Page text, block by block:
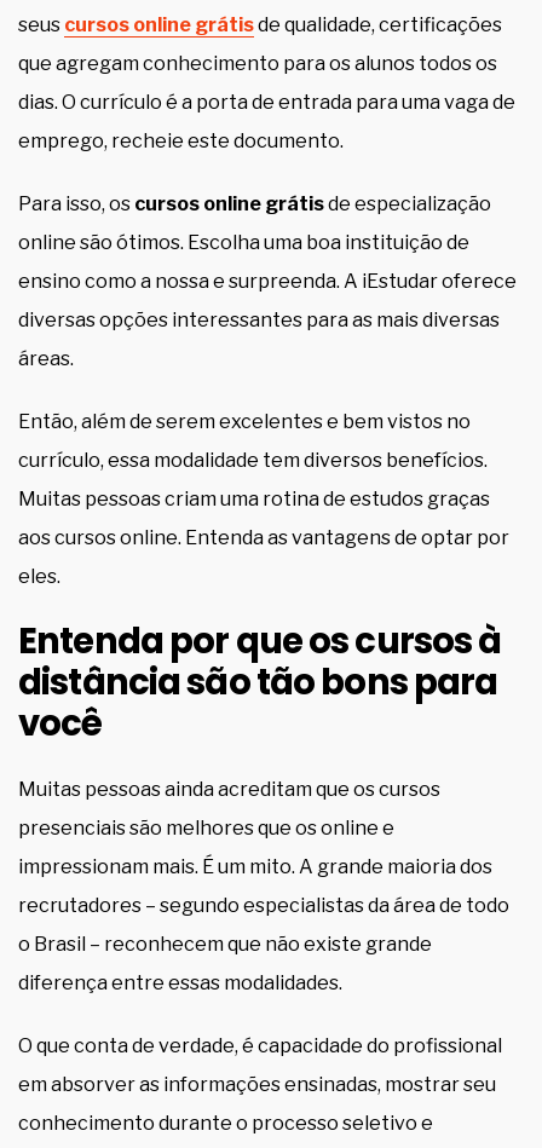
seus cursos online grátisde qualidade, certificações
que agregam conhecimento para os alunos todos os
dias. O currículo é a porta de entrada para uma vaga de
emprego, recheie este documento.
Para isso, os cursos online grátisde especialização
online são ótimos. Escolha uma boa instituição de
ensino como a nossa e surpreenda. A iEstudar oferece
diversas opções interessantes para as mais diversas
áreas.
Então, além de serem excelentes e bem vistos no
currículo, essa modalidade tem diversos benefícios.
Muitas pessoas criam uma rotina de estudos graças
aos cursos online. Entenda as vantagens de optar por
eles.
Entenda por que os cursos à
distância são tão bons para
você
Muitas pessoas ainda acreditam que os cursos
presenciais são melhores que os online e
impressionam mais. É um mito. A grande maioria dos
recrutadores – segundo especialistas da área de todo
o Brasil – reconhecem que não existe grande
diferença entre essas modalidades.
O que conta de verdade, é capacidade do profissional
em absorver as informações ensinadas, mostrar seu
conhecimento durante o processo seletivo e